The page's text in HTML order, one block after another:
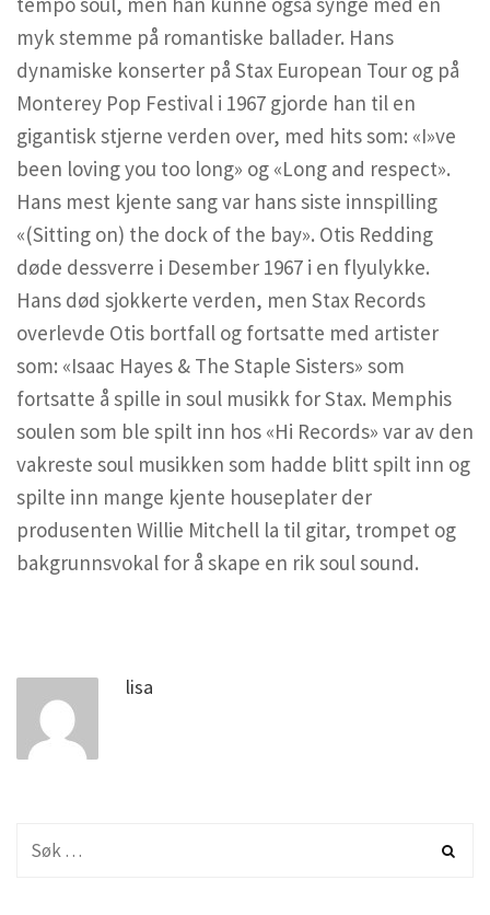
myk stemme på romantiske ballader. Hans
dynamiske konserter på Stax European Tour og på
Monterey Pop Festival i 1967 gjorde han til en
gigantisk stjerne verden over, med hits som: «I»ve
been loving you too long» og «Long and respect».
Hans mest kjente sang var hans siste innspilling
«(Sitting on) the dock of the bay». Otis Redding
døde dessverre i Desember 1967 i en flyulykke.
Hans død sjokkerte verden, men Stax Records
overlevde Otis bortfall og fortsatte med artister
som: «Isaac Hayes & The Staple Sisters» som
fortsatte å spille in soul musikk for Stax. Memphis
soulen som ble spilt inn hos «Hi Records» var av den
vakreste soul musikken som hadde blitt spilt inn og
spilte inn mange kjente houseplater der
produsenten Willie Mitchell la til gitar, trompet og
bakgrunnsvokal for å skape en rik soul sound.
lisa